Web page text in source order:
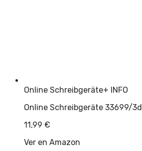
Online Schreibgeräte+ INFO
Online Schreibgeräte 33699/3d
11,99 €
Ver en Amazon